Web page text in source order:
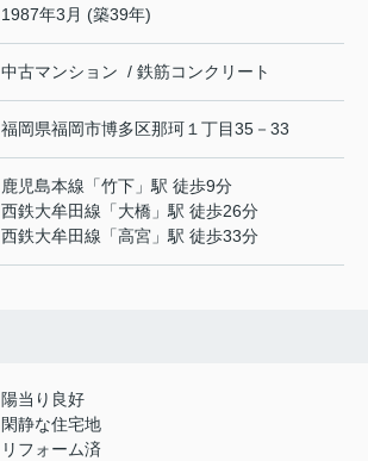
1987年3月 (築39年)
中古マンション / 鉄筋コンクリート
福岡県福岡市博多区那珂１丁目35－33
鹿児島本線 「竹下 」駅 徒歩9分
西鉄大牟田線 「大橋 」駅 徒歩26分
西鉄大牟田線 「高宮 」駅 徒歩33分
陽当り良好
閑静な住宅地
リフォーム済